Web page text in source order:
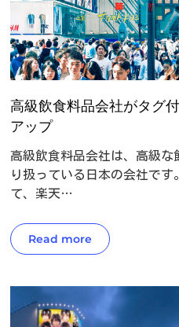
高級飲食料品会社がタグ
アップ
高級飲食料品会社は、高級な
り扱っている日本の会社で
て、楽天…
Read more